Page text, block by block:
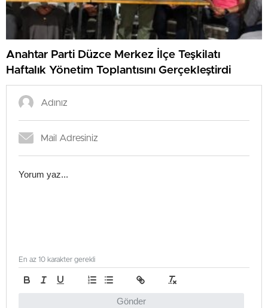
Anahtar Parti Düzce Merkez İlçe Teşkilatı
Haftalık Yönetim Toplantısını Gerçekleştirdi
Gönder
En az 10 karakter gerekli